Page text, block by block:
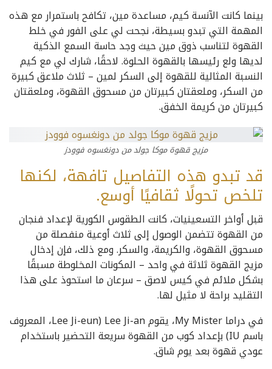
بينما كانت الآنسة كيم، مساعدة مين، تكافح باستمرار مع هذه
المهمة التي تبدو بسيطة، نجحت لي على الفور في خلط
القهوة لتناسب ذوق مين حيث وجد حاسة السمع الذكية
لديها ولع رئيسها بالقهوة الحلوة. لاحقًا، شارك لي مع كيم
النسبة المثالية للقهوة إلى السكر لمين – ثلاث ملاعق كبيرة
من السكر، وملعقتان كبيرتان من مسحوق القهوة، وملعقتان
كبيرتان من كريمة الخفق.
مزيج قهوة موكا جولد من دونغسوه فوودز
قد تبدو هذه التفاصيل تافهة، لكنها
تلخص تحولًا ثقافيًا أوسع.
قبل أواخر التسعينيات، كانت الطقوس الكورية لإعداد فنجان
من القهوة تتضمن الوصول إلى ثلاث أوعية منفصلة من
مسحوق القهوة، والكريمة، والسكر. ومع ذلك، فإن إدخال
مزيج القهوة ثلاثة في واحد – المكونات المخلوطة مسبقًا
بشكل ملائم في كيس لاصق – سرعان ما استحوذ على هذا
التقليد براحة لا مثيل لها.
في دراما My Mister، يقوم Lee Ji-an (Lee Ji-eun، المعروف
باسم IU) بإعداد كوب من القهوة سريعة التحضير باستخدام
عودي قهوة بعد يوم شاق.